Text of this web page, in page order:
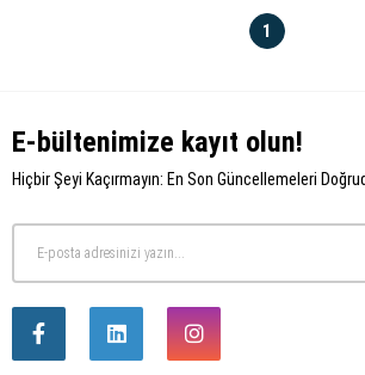
1
E-bültenimize kayıt olun!
Hiçbir Şeyi Kaçırmayın: En Son Güncellemeleri